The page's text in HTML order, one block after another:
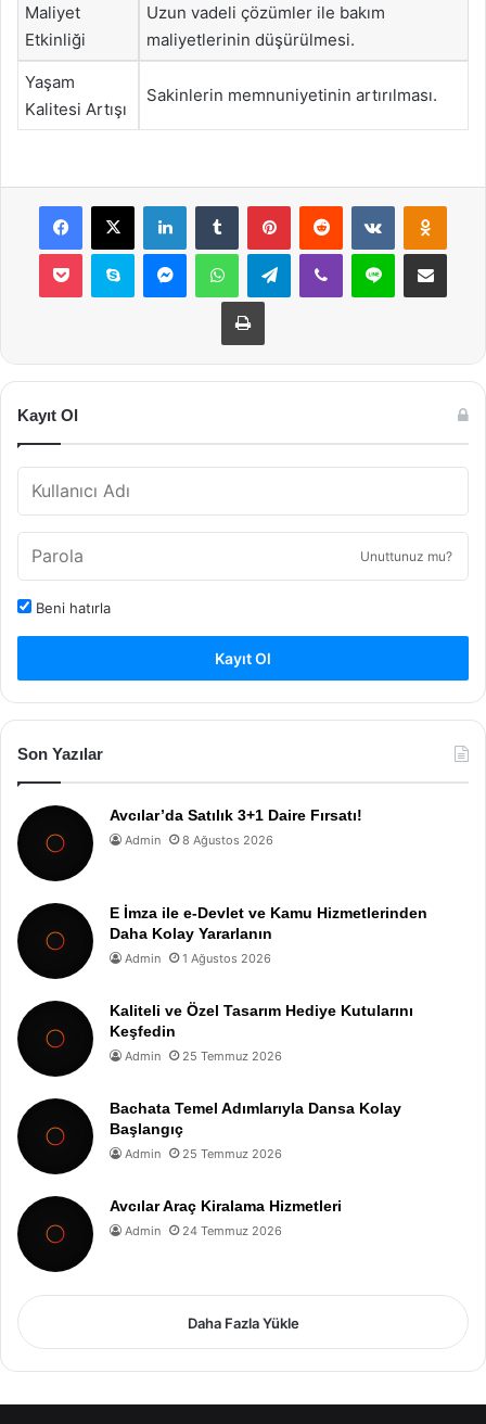
Maliyet
Etkinliği
Uzun vadeli çözümler ile bakım
maliyetlerinin düşürülmesi.
Yaşam
Kalitesi Artışı
Sakinlerin memnuniyetinin artırılması.
Facebook
X LinkedInTumblr PinterestReddit VKontakte
Pocket Skype MessengerWhatsAppTelegramViber Line E-Posta ile
Yazdır
Kayıt Ol
Unuttunuz mu?
Beni hatırla
Kayıt Ol
Son Yazılar
Avcılar’da Satılık 3+1 Daire Fırsatı!
Admin 8 Ağustos 2026
E İmza ile e-Devlet ve Kamu Hizmetlerinden
Daha Kolay Yararlanın
Admin 1 Ağustos 2026
Kaliteli ve Özel Tasarım Hediye Kutularını
Keşfedin
Admin 25 Temmuz 2026
Bachata Temel Adımlarıyla Dansa Kolay
Başlangıç
Admin 25 Temmuz 2026
Avcılar Araç Kiralama Hizmetleri
Admin 24 Temmuz 2026
Daha Fazla Yükle